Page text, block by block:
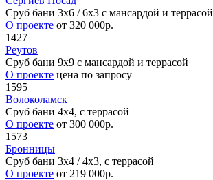
Сруб бани 3х6 / 6x3 с мансардой и террасой
О проекте от 320 000р.
1427
Реутов
Сруб бани 9х9 с мансардой и террасой
О проекте цена по запросу
1595
Волоколамск
Сруб бани 4х4, с террасой
О проекте от 300 000р.
1573
Бронницы
Сруб бани 3х4 / 4x3, с террасой
О проекте от 219 000р.